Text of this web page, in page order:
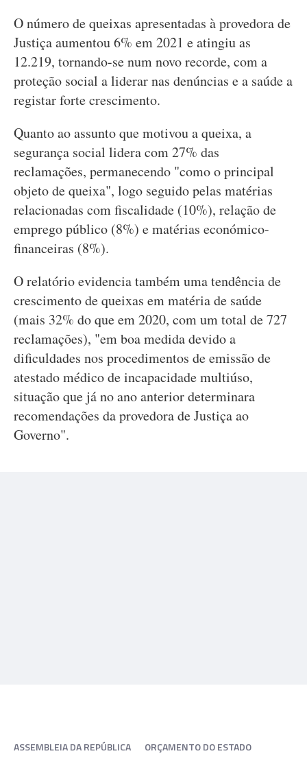
O número de queixas apresentadas à provedora de
Justiça aumentou 6% em 2021 e atingiu as
12.219, tornando-se num novo recorde, com a
proteção social a liderar nas denúncias e a saúde a
registar forte crescimento.
Quanto ao assunto que motivou a queixa, a
segurança social lidera com 27% das
reclamações, permanecendo "como o principal
objeto de queixa", logo seguido pelas matérias
relacionadas com fiscalidade (10%), relação de
emprego público (8%) e matérias económico-
financeiras (8%).
O relatório evidencia também uma tendência de
crescimento de queixas em matéria de saúde
(mais 32% do que em 2020, com um total de 727
reclamações), "em boa medida devido a
dificuldades nos procedimentos de emissão de
atestado médico de incapacidade multiúso,
situação que já no ano anterior determinara
recomendações da provedora de Justiça ao
Governo".
ASSEMBLEIA DA REPÚBLICA
ORÇAMENTO DO ESTADO